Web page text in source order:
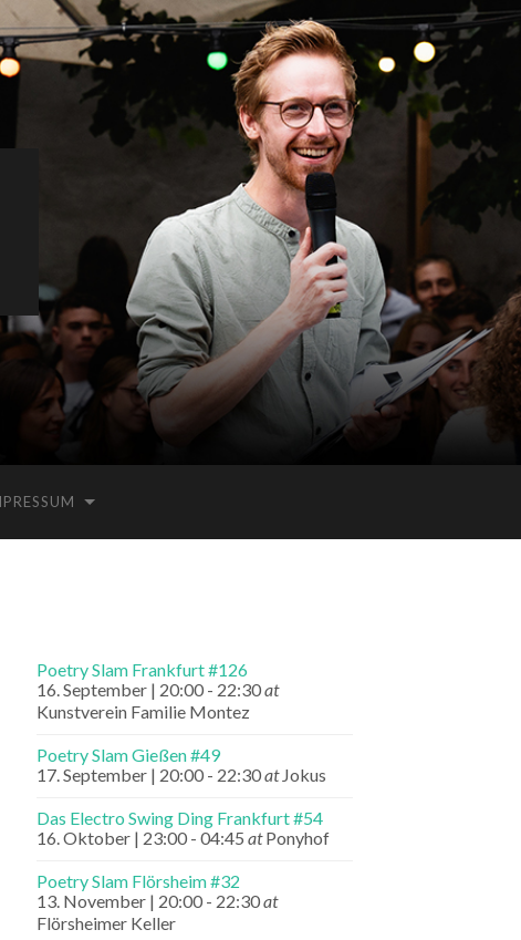
Poetry Slam Frankfurt #126
16. September | 20:00 - 22:30at
Kunstverein Familie Montez
Poetry Slam Gießen #49
17. September | 20:00 - 22:30at Jokus
Das Electro Swing Ding Frankfurt #54
16. Oktober | 23:00 - 04:45 atPonyhof
Poetry Slam Flörsheim #32
13. November | 20:00 - 22:30at
Flörsheimer Keller